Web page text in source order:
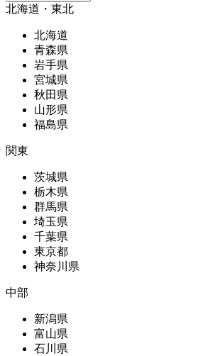
北海道・東北
北海道
青森県
岩手県
宮城県
秋田県
山形県
福島県
関東
茨城県
栃木県
群馬県
埼玉県
千葉県
東京都
神奈川県
中部
新潟県
富山県
石川県